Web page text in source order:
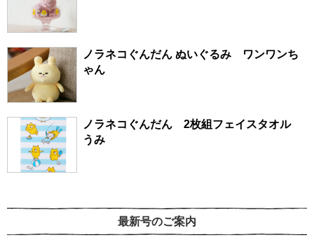
ノラネコぐんだん ぬいぐるみ ワンワンち
ゃん
ノラネコぐんだん 2枚組フェイスタオル
うみ
最新号のご案内